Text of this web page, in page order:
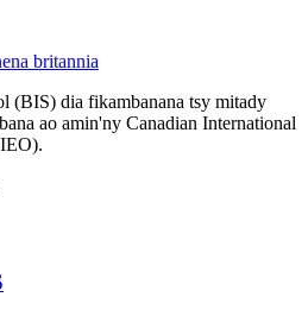
(BIS) dia fikambanana tsy mitady
ao amin'ny Canadian International